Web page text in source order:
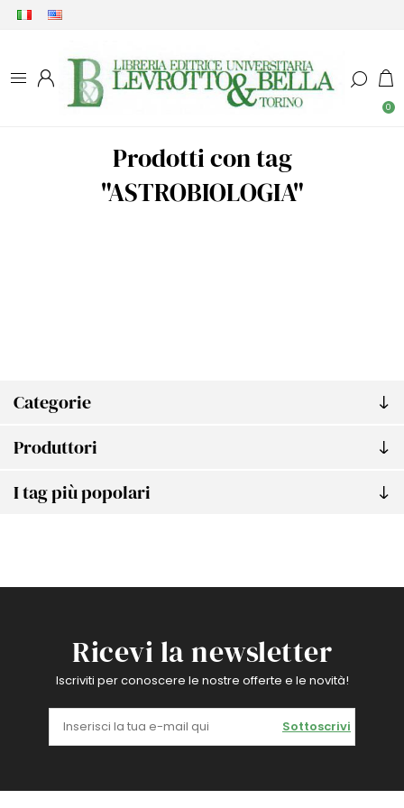
0
Categorie
Produttori
I tag più popolari
Prodotti con tag
"ASTROBIOLOGIA"
Ricevi la newsletter
Iscriviti per conoscere le nostre offerte e le novità!
Sottoscrivi